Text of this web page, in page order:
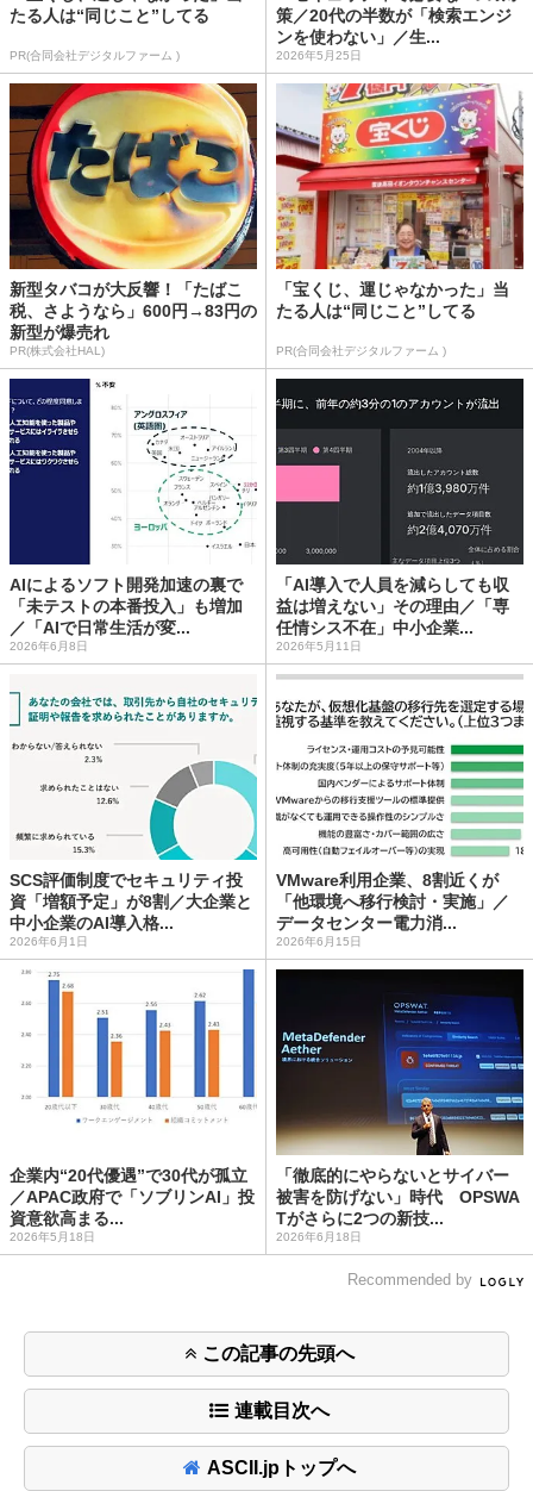
たる人は“同じこと”してる
PR(合同会社デジタルファーム )
策／20代の半数が「検索エンジ
ンを使わない」／生...
2026年5月25日
新型タバコが大反響！「たばこ
税、さようなら」600円→83円の
新型が爆売れ
PR(株式会社HAL)
「宝くじ、運じゃなかった」当
たる人は“同じこと”してる
PR(合同会社デジタルファーム )
AIによるソフト開発加速の裏で
「未テストの本番投入」も増加
／「AIで日常生活が変...
2026年6月8日
「AI導入で人員を減らしても収
益は増えない」その理由／「専
任情シス不在」中小企業...
2026年5月11日
SCS評価制度でセキュリティ投
資「増額予定」が8割／大企業と
中小企業のAI導入格...
2026年6月1日
VMware利用企業、8割近くが
「他環境へ移行検討・実施」／
データセンター電力消...
2026年6月15日
企業内“20代優遇”で30代が孤立
／APAC政府で「ソブリンAI」投
資意欲高まる...
2026年5月18日
「徹底的にやらないとサイバー
被害を防げない」時代 OPSWA
Tがさらに2つの新技...
2026年6月18日
Recommended by
この記事の先頭へ
連載目次へ
ASCII.jpトップへ